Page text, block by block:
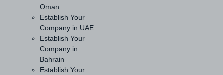
Oman
Establish Your
Company in UAE
Establish Your
Company in
Bahrain
Establish Your